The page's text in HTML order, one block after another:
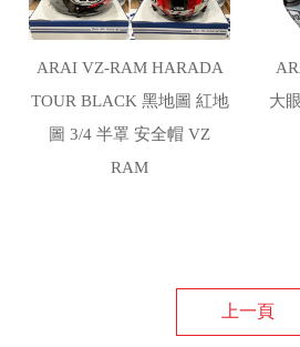
ARAI VZ-RAM HARADA
TOUR BLACK 黑地圖 紅地
圖 3/4 半罩 安全帽 VZ
RAM
大
上一頁